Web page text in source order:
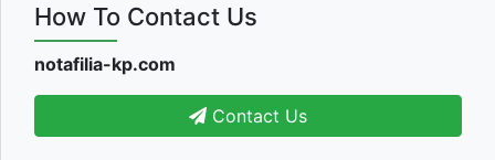
How To Contact Us
notafilia-kp.com
Contact Us